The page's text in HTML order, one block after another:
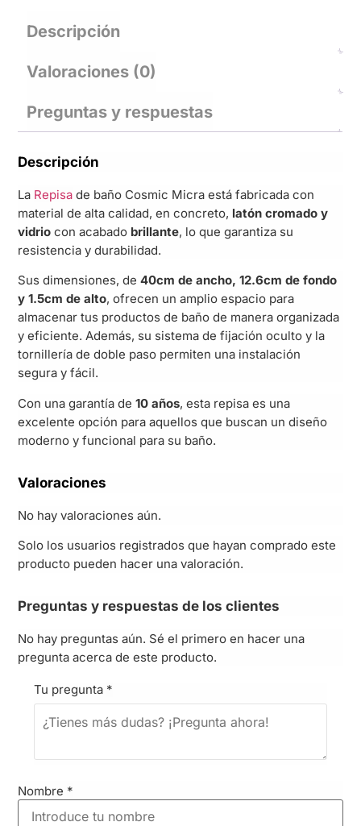
Descripción
Valoraciones (0)
Preguntas y respuestas
Descripción
La Repisa de baño Cosmic Micra está fabricada con
material de alta calidad, en concreto, latón cromado y
vidrio con acabado brillante, lo que garantiza su
resistencia y durabilidad.
Sus dimensiones, de40cm de ancho, 12.6cm de fondo
y 1.5cm de alto, ofrecen un amplio espacio para
almacenar tus productos de baño de manera organizada
y eficiente. Además, su sistema de fijación oculto y la
tornillería de doble paso permiten una instalación
segura y fácil.
Con una garantía de10 años, esta repisa es una
excelente opción para aquellos que buscan un diseño
moderno y funcional para su baño.
Valoraciones
No hay valoraciones aún.
Solo los usuarios registrados que hayan comprado este
producto pueden hacer una valoración.
Preguntas y respuestas de los clientes
No hay preguntas aún. Sé el primero en hacer una
pregunta acerca de este producto.
Tu pregunta *
Nombre *